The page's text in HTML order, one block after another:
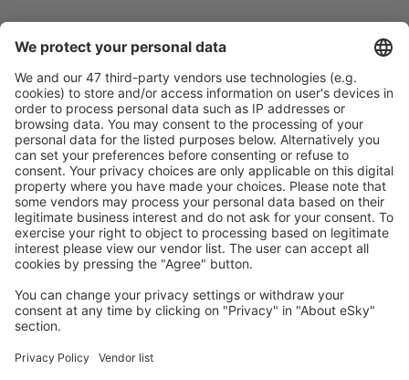
Rezervare fără griji cu opțiune gratuită de anulare.
Economiseşte mai mult
Prețuri atractive și oferte speciale pentru utilizatorii
conectați.
Cazarea preferată
Alege din peste 1,3 mil. de opţiuni: hoteluri, cabane,
apartamente și altele.
Cele mai căutate hoteluri de către utilizatorii eSky
Hoteluri în Marea Britanie - Orașe populare